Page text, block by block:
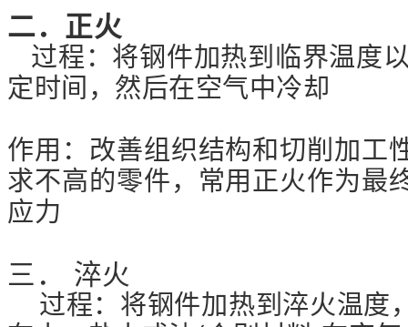
二．正火
过程：将钢件加热到临界温度
定时间，然后在空气中冷却
作用：改善组织结构和切削加工
求不高的零件，常用正火作为最
应力
三． 淬火
过程：将钢件加热到淬火温度